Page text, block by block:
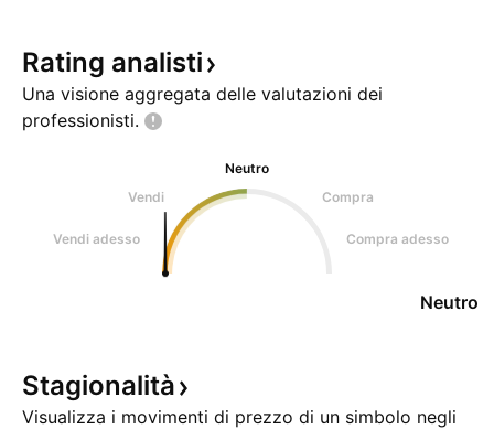
Rating analisti
Una visione aggregata delle valutazioni dei
professionisti.
Neutro
Vendi
Compra
Vendi adesso Compra adesso
Neutro
Stagionalità
Visualizza i movimenti di prezzo di un simbolo negli